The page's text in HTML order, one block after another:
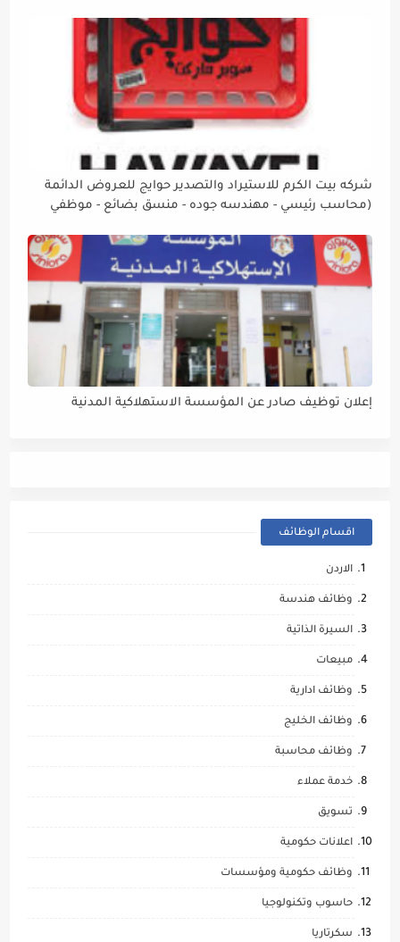
شركه بيت الكرم للاستيراد والتصدير حوايج للعروض الدائمة
(محاسب رئيسي - مهندسه جوده - منسق بضائع - موظفي
إعلان توظيف صادر عن المؤسسة الاستهلاكية المدنية
اقسام الوظائف
الاردن
وظائف هندسة
السيرة الذاتية
مبيعات
وظائف ادارية
وظائف الخليج
وظائف محاسبة
خدمة عملاء
تسويق
اعلانات حكومية
وظائف حكومية ومؤسسات
حاسوب وتكنولوجيا
سكرتاريا